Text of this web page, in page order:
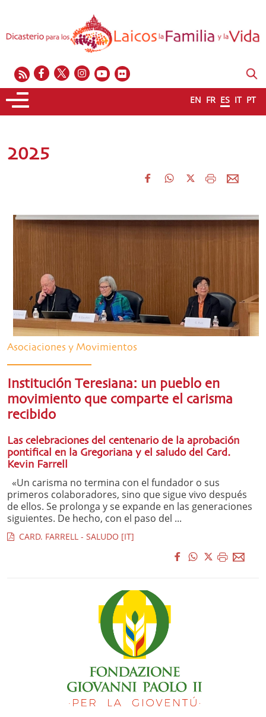
EN FR ES IT PT
2025
Asociaciones y Movimientos
Institución Teresiana: un pueblo en
movimiento que comparte el carisma
recibido
Las celebraciones del centenario de la aprobación
pontifical en la Gregoriana y el saludo del Card.
Kevin Farrell
«Un carisma no termina con el fundador o sus
primeros colaboradores, sino que sigue vivo después
de ellos. Se prolonga y se expande en las generaciones
siguientes. De hecho, con el paso del ...
CARD. FARRELL - SALUDO [IT]